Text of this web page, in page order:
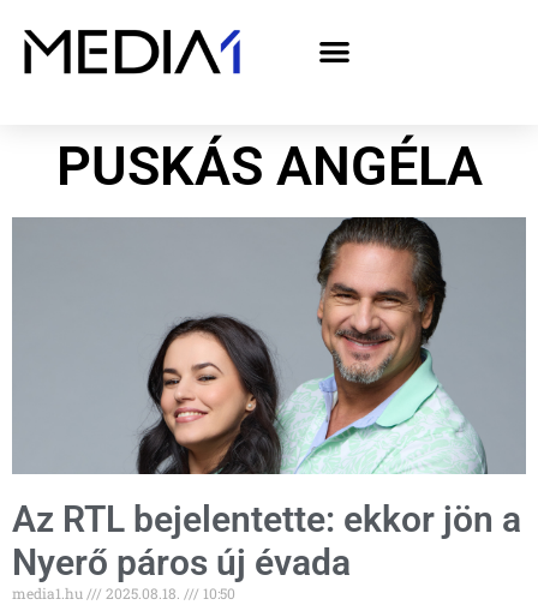
PUSKÁS ANGÉLA
Az RTL bejelentette: ekkor jön a
Nyerő páros új évada
media1.hu 2025.08.18. 10:50